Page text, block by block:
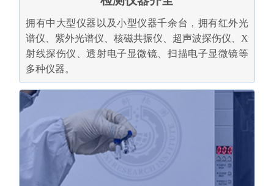
拥有中大型仪器以及小型仪器千余台，拥有红外光
谱仪、紫外光谱仪、核磁共振仪、超声波探伤仪、X
射线探伤仪、透射电子显微镜、扫描电子显微镜等
多种仪器。